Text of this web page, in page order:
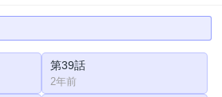
第39話
2年前